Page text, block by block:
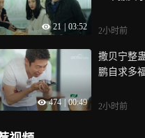
21 03:52 2小时前
474 00:49
撒贝宁整
鹏自求多
2小时前